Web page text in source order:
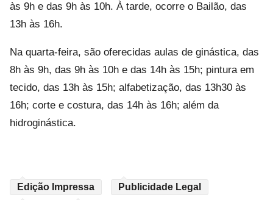
às 9h e das 9h às 10h. À tarde, ocorre o Bailão, das
13h às 16h.
Na quarta-feira, são oferecidas aulas de ginástica, das
8h às 9h, das 9h às 10h e das 14h às 15h; pintura em
tecido, das 13h às 15h; alfabetização, das 13h30 às
16h; corte e costura, das 14h às 16h; além da
hidroginástica.
Edição Impressa Publicidade Legal